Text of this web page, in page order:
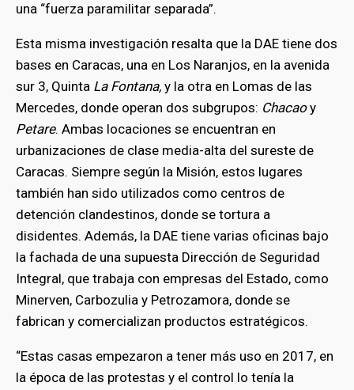
una “fuerza paramilitar separada”.
Esta misma investigación resalta que la DAE tiene dos
bases en Caracas, una en Los Naranjos, en la avenida
sur 3, Quinta La Fontana, y la otra en Lomas de las
Mercedes, donde operan dos subgrupos: Chacaoy
Petare. Ambas locaciones se encuentran en
urbanizaciones de clase media-alta del sureste de
Caracas. Siempre según la Misión, estos lugares
también han sido utilizados como centros de
detención clandestinos, donde se tortura a
disidentes. Además, la DAE tiene varias oficinas bajo
la fachada de una supuesta Dirección de Seguridad
Integral, que trabaja con empresas del Estado, como
Minerven, Carbozulia y Petrozamora, donde se
fabrican y comercializan productos estratégicos.
“Estas casas empezaron a tener más uso en 2017, en
la época de las protestas y el control lo tenía la